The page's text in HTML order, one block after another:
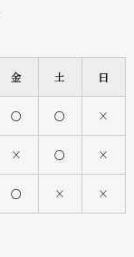
金 土 日
○ ○ ×
× ○ ×
○ × ×